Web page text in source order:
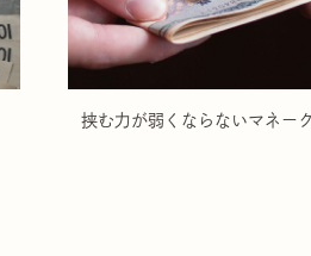
挟む力が弱くならないマネー